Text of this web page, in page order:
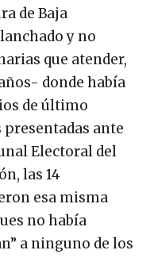
de Baja
y no
que atender,
donde había
de último
ante
Electoral del
las 14
esa misma
no había
a ninguno de los